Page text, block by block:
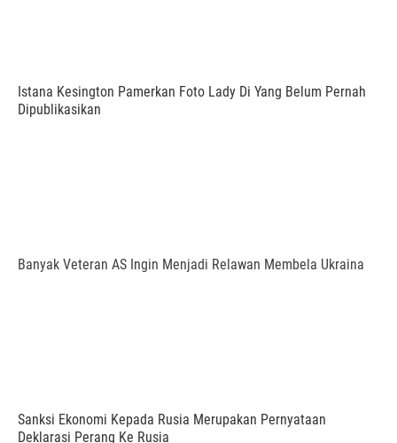
Istana Kesington Pamerkan Foto Lady Di Yang Belum Pernah
Dipublikasikan
Banyak Veteran AS Ingin Menjadi Relawan Membela Ukraina
Sanksi Ekonomi Kepada Rusia Merupakan Pernyataan
Deklarasi Perang Ke Rusia